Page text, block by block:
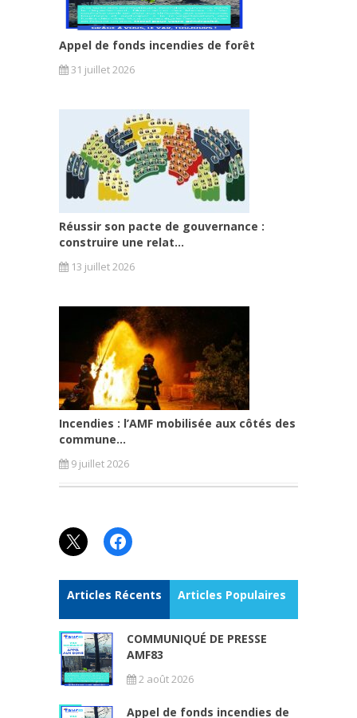
Appel de fonds incendies de forêt
31 juillet 2026
Réussir son pacte de gouvernance :
construire une relat...
13 juillet 2026
Incendies : l’AMF mobilisée aux côtés des
commune...
9 juillet 2026
X Facebook
Articles Récents Articles Populaires
COMMUNIQUÉ DE PRESSE
AMF83
2 août 2026
Appel de fonds incendies de